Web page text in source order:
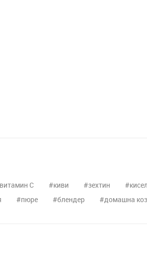
витамин C киви зехтин
пюре блендер домашна